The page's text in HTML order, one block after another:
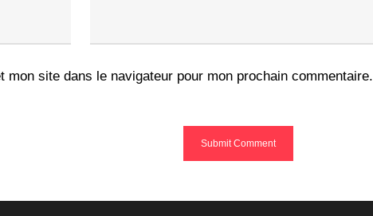
mon site dans le navigateur pour mon prochain commentaire.